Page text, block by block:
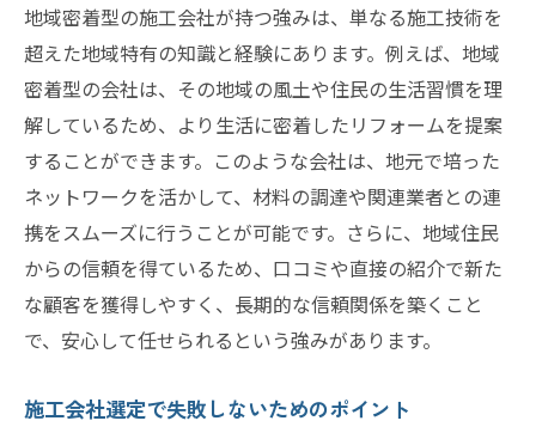
アウトリーチ計画の初期段階での留意点
顧客ニーズに応じたアウトリーチ方法の選
定
地域特性を考慮した戦略的計画の立て方
ステークホルダーと連携した計画作成の手
リフォーム計画における予算管理の重要性
進捗管理とフィードバックの実践方法
リフォーム成功の鍵地元の施工会社と連携した
地域密着型のネットワークを活かしたアウ
地域密着型の施工会社が持つ強みは、単なる施工技術を
超えた地域特有の知識と経験にあります。例えば、地域
密着型の会社は、その地域の風土や住民の生活習慣を理
解しているため、より生活に密着したリフォームを提案
することができます。このような会社は、地元で培った
ネットワークを活かして、材料の調達や関連業者との連
携をスムーズに行うことが可能です。さらに、地域住民
からの信頼を得ているため、口コミや直接の紹介で新た
な顧客を獲得しやすく、長期的な信頼関係を築くこと
で、安心して任せられるという強みがあります。
施工会社選定で失敗しないためのポイント